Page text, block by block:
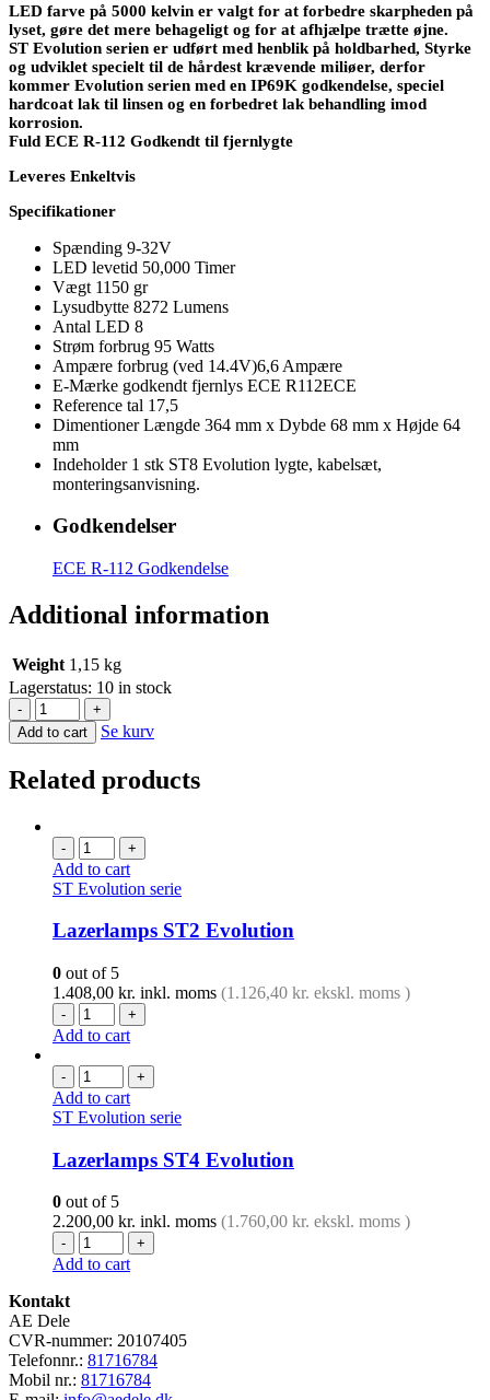
LED farve på 5000 kelvin er valgt for at forbedre skarpheden på
lyset, gøre det mere behageligt og for at afhjælpe trætte øjne.
ST Evolution serien er udført med henblik på holdbarhed, Styrke
og udviklet specielt til de hårdest krævende miliøer, derfor
kommer Evolution serien med en IP69K godkendelse, speciel
hardcoat lak til linsen og en forbedret lak behandling imod
korrosion.
Fuld ECE R-112 Godkendt til fjernlygte
Leveres Enkeltvis
Specifikationer
Spænding 9-32V
LED levetid 50,000 Timer
Vægt 1150 gr
Lysudbytte 8272 Lumens
Antal LED 8
Strøm forbrug 95 Watts
Ampære forbrug (ved 14.4V)6,6 Ampære
E-Mærke godkendt fjernlys ECE R112ECE
Reference tal 17,5
Dimentioner Længde 364 mm x Dybde 68 mm x Højde 64
mm
Indeholder 1 stk ST8 Evolution lygte, kabelsæt,
monteringsanvisning.
Godkendelser
ECE R-112 Godkendelse
Additional information
Weight 1,15 kg
Lagerstatus: 10 in stock
-
+
Add to cart
Se kurv
Related products
- +
Add to cart
ST Evolution serie
Lazerlamps ST2 Evolution
0 out of 5
1.408,00 kr. inkl. moms (1.126,40 kr. ekskl. moms )
- +
Add to cart
- +
Add to cart
ST Evolution serie
Lazerlamps ST4 Evolution
0 out of 5
2.200,00 kr. inkl. moms (1.760,00 kr. ekskl. moms )
- +
Add to cart
Kontakt
AE Dele
CVR-nummer: 20107405
Telefonnr.: 81716784
Mobil nr.: 81716784